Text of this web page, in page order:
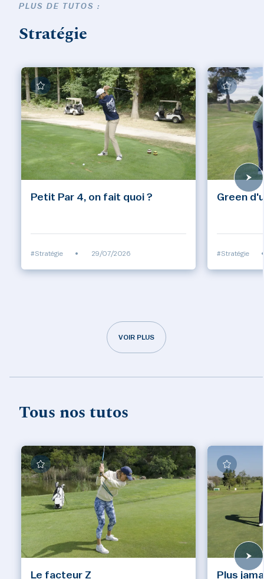
PLUS DE TUTOS :
Stratégie
Petit Par 4, on fait quoi ?
#Stratégie • 29/07/2026
Green
#Stratégie •
VOIR PLUS
Tous nos tutos
Le facteur Z Plus